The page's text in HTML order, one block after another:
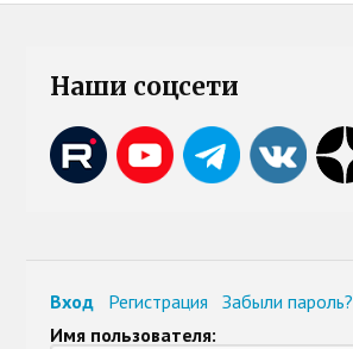
Наши соцсети
Вход Регистрация
Забыли пароль?
Имя пользователя: